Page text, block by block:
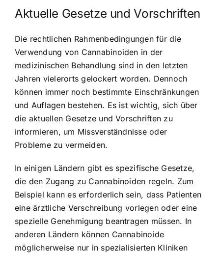
Aktuelle Gesetze und Vorschriften
Die rechtlichen Rahmenbedingungen für die
Verwendung von Cannabinoiden in der
medizinischen Behandlung sind in den letzten
Jahren vielerorts gelockert worden. Dennoch
können immer noch bestimmte Einschränkungen
und Auflagen bestehen. Es ist wichtig, sich über
die aktuellen Gesetze und Vorschriften zu
informieren, um Missverständnisse oder
Probleme zu vermeiden.
In einigen Ländern gibt es spezifische Gesetze,
die den Zugang zu Cannabinoiden regeln. Zum
Beispiel kann es erforderlich sein, dass Patienten
eine ärztliche Verschreibung vorlegen oder eine
spezielle Genehmigung beantragen müssen. In
anderen Ländern können Cannabinoide
möglicherweise nur in spezialisierten Kliniken